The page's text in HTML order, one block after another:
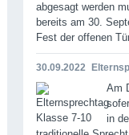
abgesagt werden
bereits am 30.
Fest der offenen
30.09.2022
Am
in